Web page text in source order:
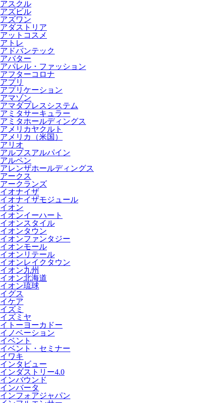
アスクル
アズビル
アズワン
アダストリア
アットコスメ
アトレ
アドバンテック
アバター
アパレル・ファッション
アフターコロナ
アプリ
アプリケーション
アマゾン
アマダプレスシステム
アミタサーキュラー
アミタホールディングス
アメリカヤクルト
アメリカ（米国）
アリオ
アルプスアルパイン
アルペン
アレンザホールディングス
アークス
アークランズ
イオナイザ
イオナイザモジュール
イオン
イオンイーハート
イオンスタイル
イオンタウン
イオンファンタジー
イオンモール
イオンリテール
イオンレイクタウン
イオン九州
イオン北海道
イオン琉球
イグス
イケア
イズミ
イズミヤ
イトーヨーカドー
イノベーション
イベント
イベント・セミナー
イワキ
インタビュー
インダストリー4.0
インバウンド
インバータ
インフォアジャパン